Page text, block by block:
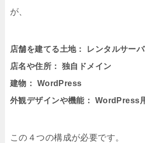
が、
店舗を建てる土地： レンタルサー
店名や住所： 独自ドメイン
建物： WordPress
外観デザインや機能： WordPress
この４つの構成が必要です。